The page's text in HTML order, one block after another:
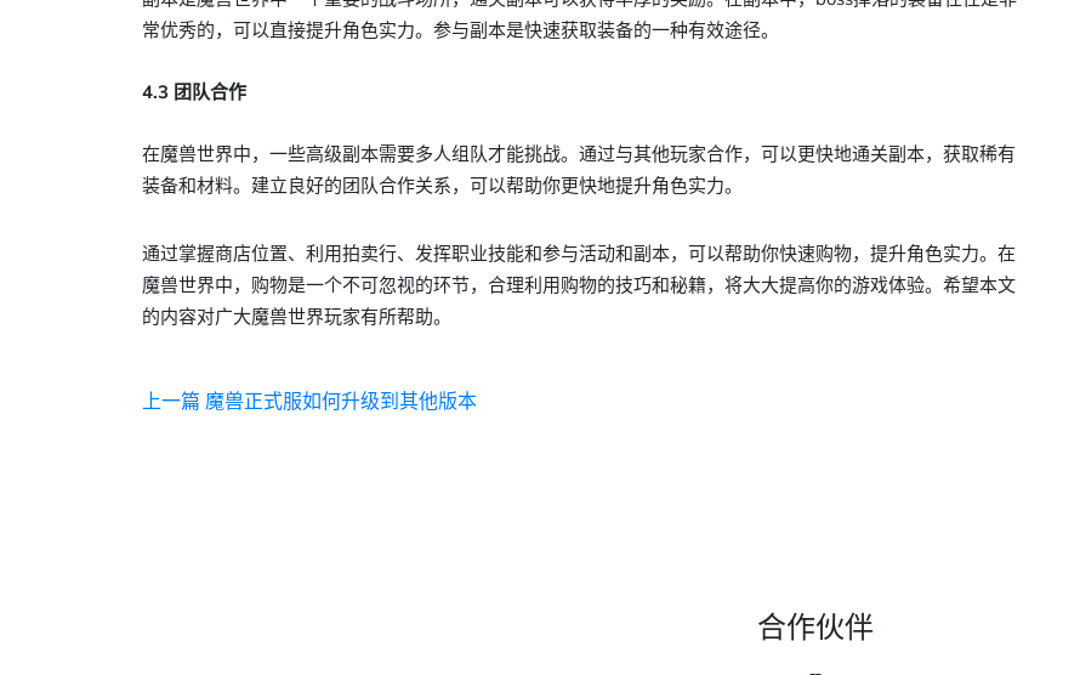
常优秀的，可以直接提升角色实力。参与副本是快速获取装备的一种有效途径。
4.3 团队合作
在魔兽世界中，一些高级副本需要多人组队才能挑战。通过与其他玩家合作，可以更快地通关副本，获取稀有
装备和材料。建立良好的团队合作关系，可以帮助你更快地提升角色实力。
通过掌握商店位置、利用拍卖行、发挥职业技能和参与活动和副本，可以帮助你快速购物，提升角色实力。在
魔兽世界中，购物是一个不可忽视的环节，合理利用购物的技巧和秘籍，将大大提高你的游戏体验。希望本文
的内容对广大魔兽世界玩家有所帮助。
上一篇 魔兽正式服如何升级到其他版本
合作伙伴